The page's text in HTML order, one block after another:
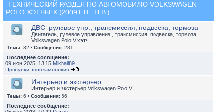
ТЕХНИЧЕСКИЙ РАЗДЕЛ ПО АВТОМОБИЛЮ VOLKSWAGEN
POLO ХЭТЧБЕК (2009 Г.В - Н.В.)
ДВС, рулевое упр., трансмиссия, подвеска, тормоза
Двигатель, рулевое управление., трансмиссия, подвеска, тормоза
Volkswagen Polo V хэтч.
Темы: 32 • Сообщения: 281
Последнее сообщение:
09 июн 2025, 13:15 Mikhail89
Пропуски воспламенения
Интерьер и экстерьер
Интерьер и экстерьер Volkswagen Polo V
Темы: 6 • Сообщения: 66
Последнее сообщение: